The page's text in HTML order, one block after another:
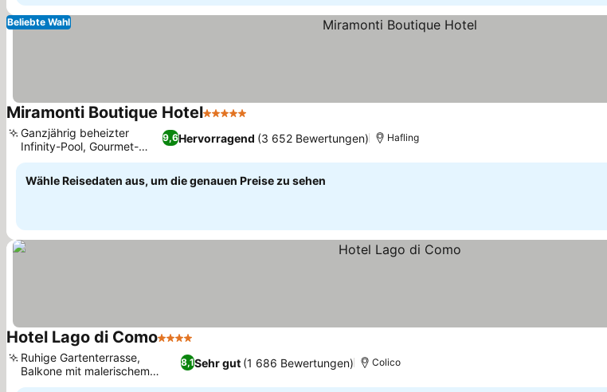
Beliebte Wahl
Miramonti Boutique Hotel5 Sterne
9,6Hervorragend (3 652 Bewertungen)
Ganzjährig beheizter
Infinity-Pool, Gourmet-
Erlebnisse
Hafling
Wähle Reisedaten aus, um die genauen Preise zu sehen
Hotel Lago di Como4 Sterne
8,1Sehr gut (1 686 Bewertungen)
Ruhige Gartenterrasse,
Balkone mit malerischem
Bergblick
Colico